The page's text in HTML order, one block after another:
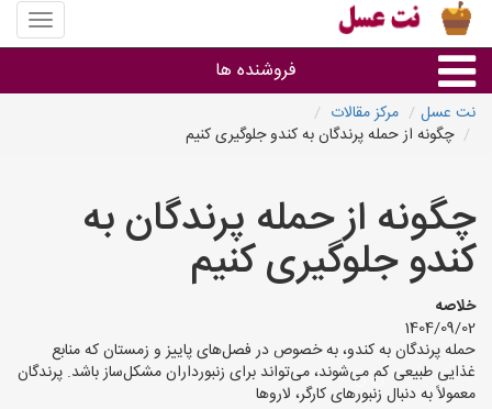
منوی
سایت
عسل
فروشنده ها
گروه ها
استان ها
نت عسل
مرکز مقالات
چگونه از حمله پرندگان به کندو جلوگیری کنیم
چگونه از حمله پرندگان به
کندو جلوگیری کنیم
خلاصه
1404/09/02
حمله پرندگان به کندو، به خصوص در فصل‌های پاییز و زمستان که منابع
غذایی طبیعی کم می‌شوند، می‌تواند برای زنبورداران مشکل‌ساز باشد. پرندگان
معمولاً به دنبال زنبورهای کارگر، لاروها